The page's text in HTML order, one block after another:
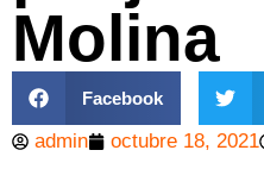
Molina
Facebook
admin octubre 18, 2021